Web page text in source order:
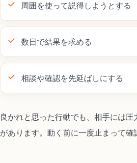
周囲を使って説得しようとする
数日で結果を求める
相談や確認を先延ばしにする
良かれと思った行動でも、相手には圧
があります。動く前に一度止まって確